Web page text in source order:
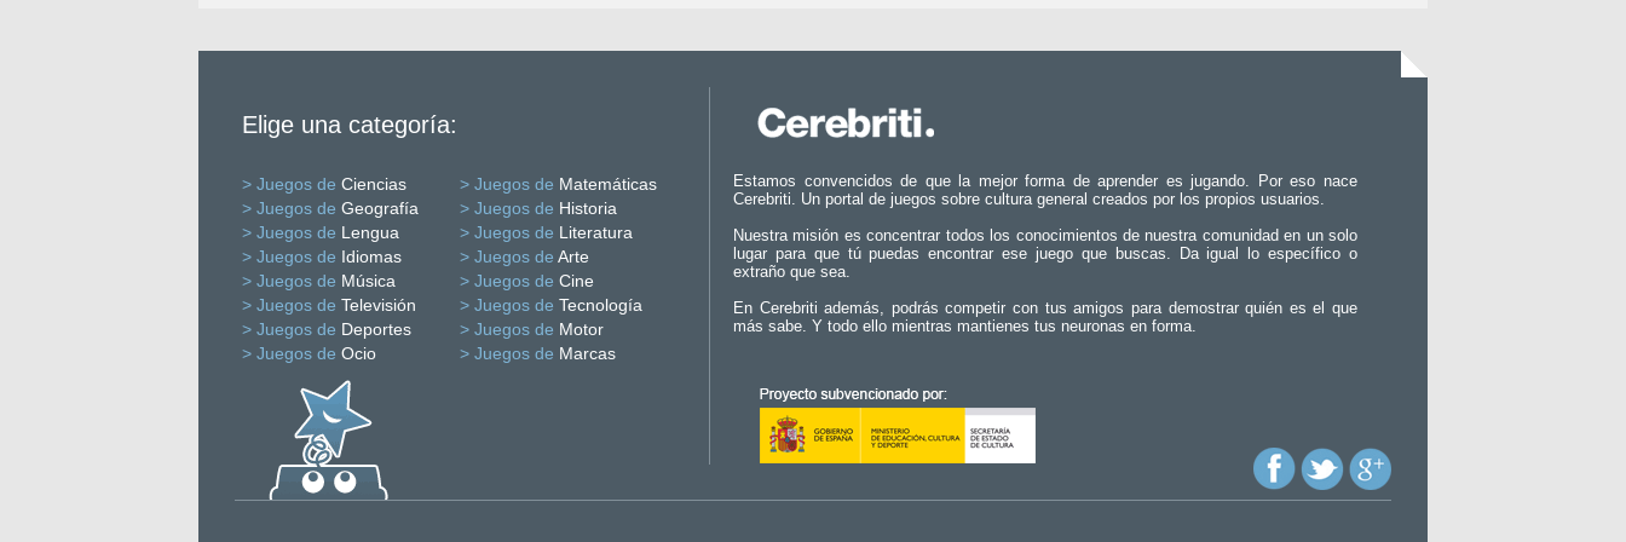
Elige una categoría:
> Juegos de Ciencias > Juegos de Matemáticas
> Juegos de Geografía > Juegos de Historia
> Juegos de Lengua > Juegos de Literatura
> Juegos de Idiomas > Juegos de Arte
> Juegos de Música > Juegos de Cine
> Juegos de Televisión > Juegos de Tecnología
> Juegos de Deportes > Juegos de Motor
> Juegos de Ocio > Juegos de Marcas
Estamos convencidos de que la mejor forma de aprender es jugando. Por eso nace
Cerebriti. Un portal de juegos sobre cultura general creados por los propios usuarios.
Nuestra misión es concentrar todos los conocimientos de nuestra comunidad en un solo
lugar para que tú puedas encontrar ese juego que buscas. Da igual lo específico o
extraño que sea.
En Cerebriti además, podrás competir con tus amigos para demostrar quién es el que
más sabe. Y todo ello mientras mantienes tus neuronas en forma.